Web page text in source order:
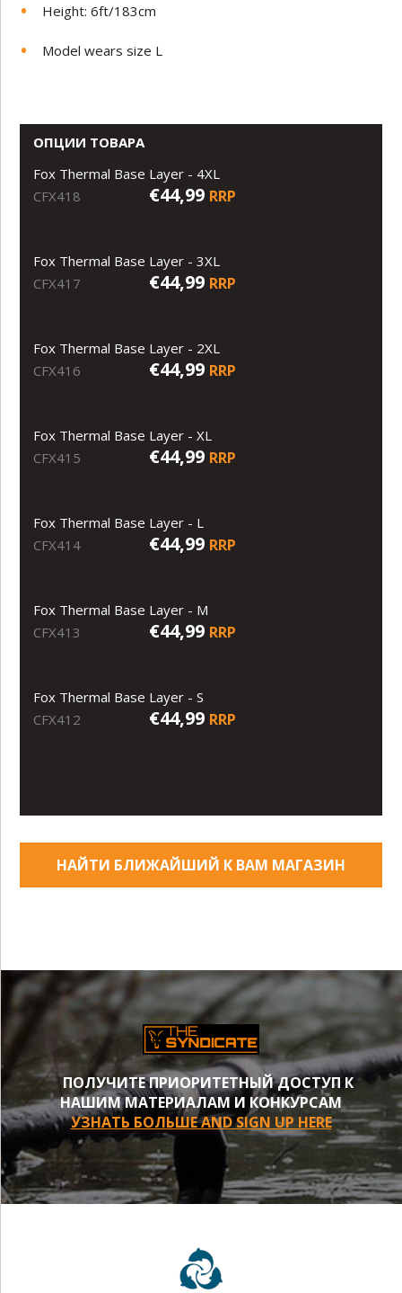
Height: 6ft/183cm
Model wears size L
ОПЦИИ ТОВАРА
Fox Thermal Base Layer - 4XL
CFX418
€44,99 RRP
Fox Thermal Base Layer - 3XL
CFX417
€44,99 RRP
Fox Thermal Base Layer - 2XL
CFX416
€44,99 RRP
Fox Thermal Base Layer - XL
CFX415
€44,99 RRP
Fox Thermal Base Layer - L
CFX414
€44,99 RRP
Fox Thermal Base Layer - M
CFX413
€44,99 RRP
Fox Thermal Base Layer - S
CFX412
€44,99 RRP
НАЙТИ БЛИЖАЙШИЙ К ВАМ МАГАЗИН
ПОЛУЧИТЕ ПРИОРИТЕТНЫЙ ДОСТУП К
НАШИМ МАТЕРИАЛАМ И КОНКУРСАМ
УЗНАТЬ БОЛЬШЕ AND SIGN UP HERE